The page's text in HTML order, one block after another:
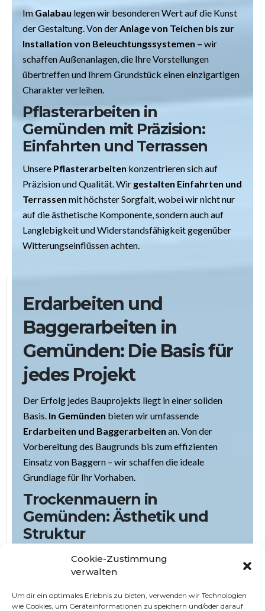
Cookie-Zustimmung
verwalten
Um dir ein optimales Erlebnis zu bieten, verwenden wir Technologien
wie Cookies, um Geräteinformationen zu speichern und/oder darauf
ImGalabaulegen wir besonderen Wert auf die Kunst
der Gestaltung. Von derAnlage von Teichen bis zur
Installation von Beleuchtungssystemen – wir
schaffen Außenanlagen, die Ihre Vorstellungen
übertreffen und Ihrem Grundstück einen einzigartigen
Charakter verleihen.
Pflasterarbeiten in
Gemünden mit Präzision:
Einfahrten und Terrassen
Unsere Pflasterarbeiten konzentrieren sich auf
Präzision und Qualität. Wir gestalten Einfahrten und
Terrassen mit höchster Sorgfalt, wobei wir nicht nur
auf die ästhetische Komponente, sondern auch auf
Langlebigkeit und Widerstandsfähigkeit gegenüber
Witterungseinflüssen achten.
Erdarbeiten und
Baggerarbeiten in
Gemünden: Die Basis für
jedes Projekt
Der Erfolg jedes Bauprojekts liegt in einer soliden
Basis. In Gemünden bieten wir umfassende
Erdarbeiten und Baggerarbeiten an. Von der
Vorbereitung des Baugrunds bis zum effizienten
Einsatz von Baggern – wir schaffen die ideale
Grundlage für Ihr Vorhaben.
Trockenmauern in
Gemünden: Ästhetik und
Struktur
Unsere Expertise im Bau vonTrockenmauern
Ästhetik und Struktur. Wir setzen nicht nur Mauern,
Ihrem Garten eine einzigartige Note verleihen. Die